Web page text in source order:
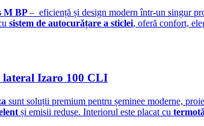
M BP– eficiență și design modern într-un singur
sistem de autocurățare a sticlei, oferă confort,
lateral Izaro 100 CLI
sunt soluții premium pentru șeminee moderne,
și emisii reduse. Interiorul este placat cu termotă